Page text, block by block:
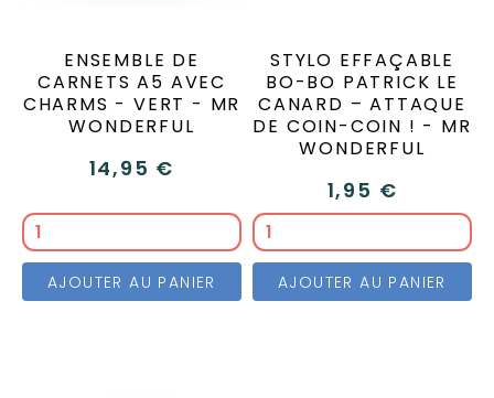
ENSEMBLE DE
CARNETS A5 AVEC
CHARMS - VERT - MR
WONDERFUL
14,95 €
AJOUTER AU PANIER
STYLO EFFAÇABLE
BO-BO PATRICK LE
CANARD – ATTAQUE
DE COIN-COIN ! - MR
WONDERFUL
1,95 €
AJOUTER AU PANIER